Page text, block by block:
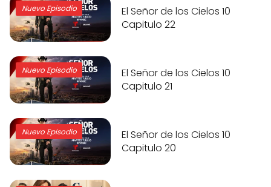
Nuevo Episodio
El Señor de los Cielos 10
Capitulo 22
Nuevo Episodio
El Señor de los Cielos 10
Capitulo 21
Nuevo Episodio
El Señor de los Cielos 10
Capitulo 20